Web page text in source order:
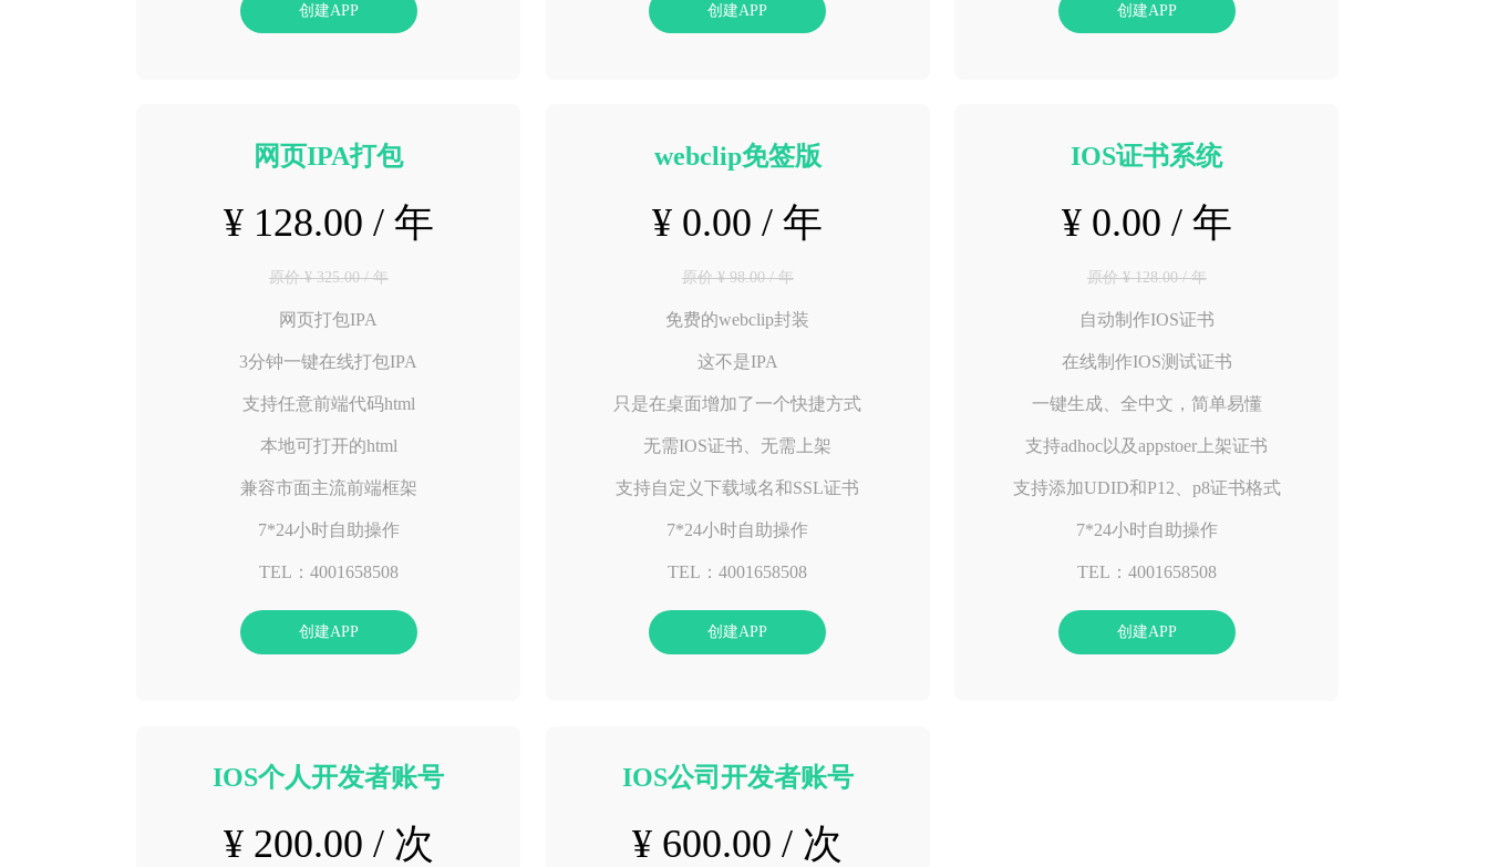
创建APP 创建APP 创建APP
网页IPA打包
¥ 128.00 / 年
原价 ¥ 325.00 / 年
网页打包IPA
3分钟一键在线打包IPA
支持任意前端代码html
本地可打开的html
兼容市面主流前端框架
7*24小时自助操作
TEL：4001658508
创建APP
webclip免签版
¥ 0.00 / 年
原价 ¥ 98.00 / 年
免费的webclip封装
这不是IPA
只是在桌面增加了一个快捷方式
无需IOS证书、无需上架
支持自定义下载域名和SSL证书
7*24小时自助操作
TEL：4001658508
创建APP
IOS证书系统
¥ 0.00 / 年
原价 ¥ 128.00 / 年
自动制作IOS证书
在线制作IOS测试证书
一键生成、全中文，简单易懂
支持adhoc以及appstoer上架证书
支持添加UDID和P12、p8证书格式
7*24小时自助操作
TEL：4001658508
创建APP
IOS个人开发者账号
¥ 200.00 / 次
IOS公司开发者账号
¥ 600.00 / 次